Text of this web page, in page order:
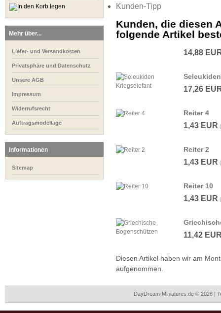
Mehr über...
Liefer- und Versandkosten
Privatsphäre und Datenschutz
Unsere AGB
Impressum
Widerrufsrecht
Auftragsmodellage
Informationen
Sitemap
Kunden-Tipp
Kunden, die diesen
folgende Artikel
14,88
17,26
Reiter 4
1,43 EUR
Reiter 2
1,43 EUR
Reiter 10
1,43 EUR
11,42
Diesen Artikel haben wir am
aufgenommen.
DayDream-Miniatures.de © 2026 |